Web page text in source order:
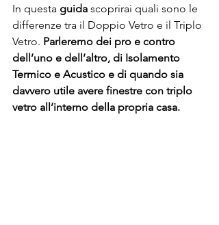
In questa guida scoprirai quali sono le
differenze tra il Doppio Vetro e il Triplo
Vetro. Parleremo dei pro e contro
dell’uno e dell’altro, di Isolamento
Termico e Acustico e di quando sia
davvero utile avere finestre con triplo
vetro all’interno della propria casa.